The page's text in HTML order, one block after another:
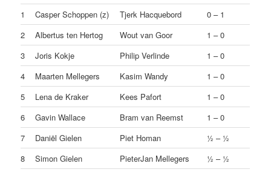
1
Casper Schoppen (z) Tjerk Hacquebord
0 – 1
2
Albertus ten Hertog Wout van Goor
1 – 0
3
Joris Kokje Philip Verlinde
1 – 0
4
Maarten Mellegers Kasim Wandy
1 – 0
5
Lena de Kraker Kees Pafort
1 – 0
6
Gavin Wallace Bram van Reemst
1 – 0
7
Daniël Gielen Piet Homan
½ – ½
8
Simon Gielen PieterJan Mellegers
½ – ½